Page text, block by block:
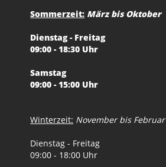
Sommerzeit: März bis Oktober
Dienstag - Freitag
09:00 - 18:30 Uhr
Samstag
09:00 - 15:00 Uhr
Winterzeit: November bis Februar
Dienstag - Freitag
09:00 - 18:00 Uhr